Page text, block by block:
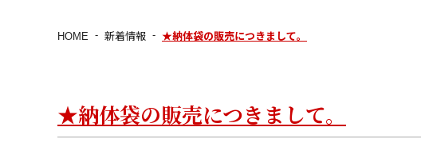
HOME 新着情報 ★納体袋の販売につきまして。
★納体袋の販売につきまして。